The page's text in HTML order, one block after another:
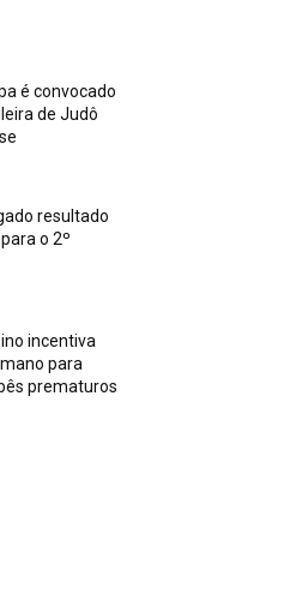
é convocado
de Judô
resultado
o 2º
incentiva
para
prematuros